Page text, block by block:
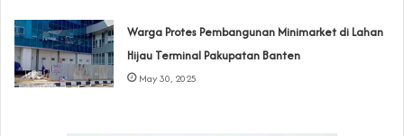
Warga Protes Pembangunan Minimarket di Lahan
Hijau Terminal Pakupatan Banten
May 30, 2025